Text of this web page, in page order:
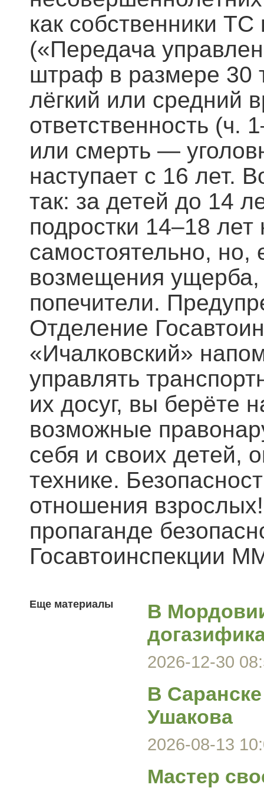
как собственники
(«Передача
штраф в размере 30
лёгкий или средний
ответственность (ч.
или смерть —
наступает с 16 лет.
так: за детей до 14
подростки 14–18 лет
самостоятельно, но,
возмещения ущерба,
попечители.
Отделение
«Ичалковский»
управлять
их досуг, вы берёте
возможные
себя и своих детей,
технике.
отношения
пропаганде
Госавтоинспекции
Еще материалы
В
2026-12-30
В
Ушакова
2026-08-13
Мастер